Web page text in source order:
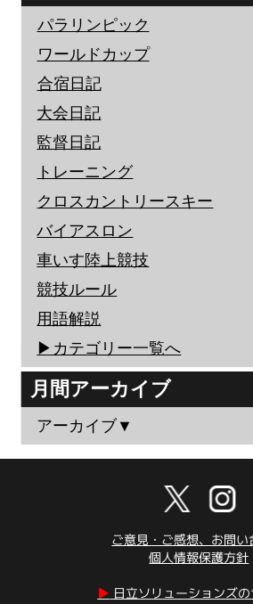
パラリンピック
ワールドカップ
合宿日記
大会日記
監督日記
トレーニング
クロスカントリースキー
バイアスロン
車いす陸上競技
競技ルール
用語解説
▶︎カテゴリー一覧へ
月間アーカイブ
アーカイブ▼
ご意見・ご感想、お問い
個人情報保護方針
▶︎ 日立ソリューションズ